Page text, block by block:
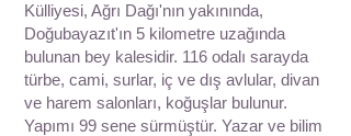
Külliyesi, Ağrı Dağı'nın yakınında,
Doğubayazıt'ın 5 kilometre uzağında
bulunan bey kalesidir. 116 odalı sarayda
türbe, cami, surlar, iç ve dış avlular, divan
ve harem salonları, koğuşlar bulunur.
Yapımı 99 sene sürmüştür. Yazar ve bilim